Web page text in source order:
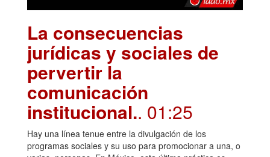
La consecuencias
jurídicas y sociales de
pervertir la
comunicación
institucional.. 01:25
Hay una línea tenue entre la divulgación de los
programas sociales y su uso para promocionar a una, o